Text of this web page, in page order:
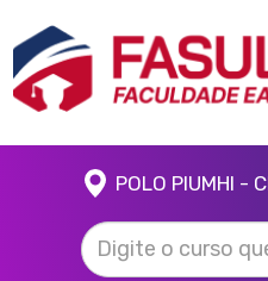
POLO PIUMHI -